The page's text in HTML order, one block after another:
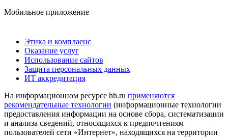
Мобильное приложение
Этика и комплаенс
Оказание услуг
Использование сайтов
Защита персональных данных
ИТ аккредитация
На информационном ресурсе hh.ru применяются
рекомендательные технологии (информационные технологии
предоставления информации на основе сбора, систематизации
и анализа сведений, относящихся к предпочтениям
пользователей сети «Интернет», находящихся на территории